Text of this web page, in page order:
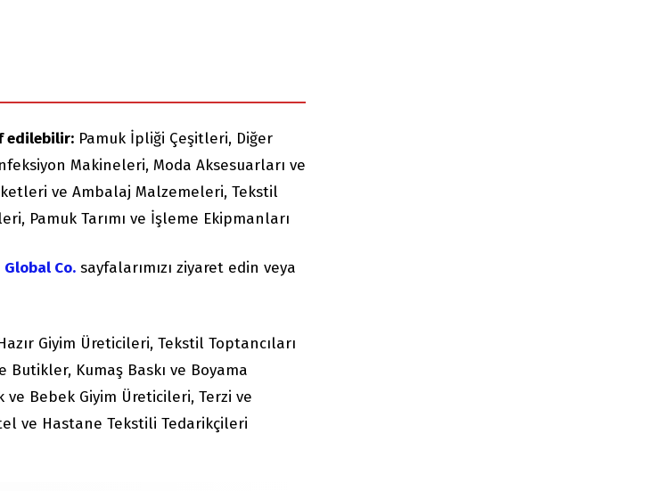
edilebilir: Pamuk İpliği Çeşitleri, Diğer
Makineleri, Moda Aksesuarları ve
ve Ambalaj Malzemeleri, Tekstil
Pamuk Tarımı ve İşleme Ekipmanları
Global Co. sayfalarımızı ziyaret edin veya
Giyim Üreticileri, Tekstil Toptancıları
Butikler, Kumaş Baskı ve Boyama
ve Bebek Giyim Üreticileri, Terzi ve
ve Hastane Tekstili Tedarikçileri